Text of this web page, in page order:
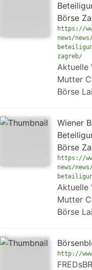
Börse
https://
news/
zagreb/
Aktuelle
Mutter
Börse
Wiener
Börse
https://
news/
Aktuelle
Mutter
Börse
http://